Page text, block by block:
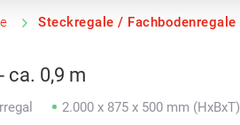
Steckregale / Fachbodenregale
ca. 0,9 m
2.000 x 875 x 500 mm (HxBxT)